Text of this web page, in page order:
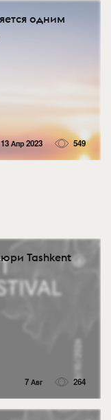
одним
13 Апр 2023 549
Tashkent
7 Авг 264